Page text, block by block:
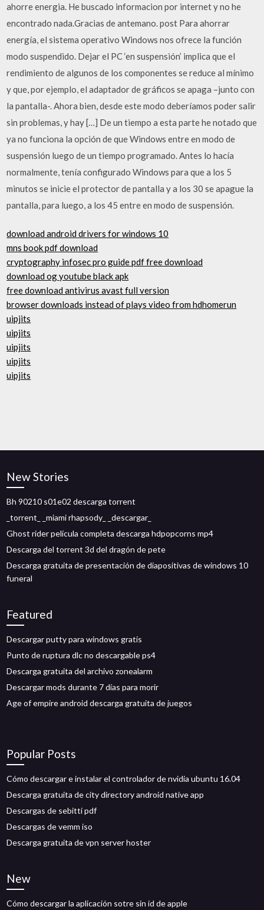
ahorre energia. He buscado informacion por internet y no he
encontrado nada.Gracias de antemano. post Para ahorrar
energía, el sistema operativo Windows nos ofrece la función
modo suspendido. Dejar el PC ‘en suspensión’ implica que el
rendimiento de algunos de los componentes se reduce al mínimo
y que, por ejemplo, el adaptador de gráficos se apaga –junto con
la pantalla-. Ahora bien, desde este modo deberíamos poder salir
sin problemas, y hay […] De un tiempo a esta parte he notado que
ya no funciona la opción de que Windows entre en modo de
suspensión luego de un tiempo programado. Antes lo hacía
normalmente, tenía configurado Windows para que a los 5
minutos se inicie el protector de pantalla y a los 30 se apague la
pantalla, para luego, a los 45 entre en modo de suspensión.
download android drivers for windows 10
mns book pdf download
cryptography infosec pro guide pdf free download
download og youtube black apk
free download antivirus avast full version
browser downloads instead of plays video from hdhomerun
uipjits
uipjits
uipjits
uipjits
uipjits
New Stories
Bh 90210 s01e02 descarga torrent
_torrent_ _miami rhapsody_ _descargar_
Ghost rider película completa descarga hdpopcorns mp4
Descarga del torrent 3d del dragón de pete
Descarga gratuita de presentación de diapositivas de windows 10
funeral
Featured
Descargar putty para windows gratis
Punto de ruptura dlc no descargable ps4
Descarga gratuita del archivo zonealarm
Descargar mods durante 7 días para morir
Age of empire android descarga gratuita de juegos
Popular Posts
Cómo descargar e instalar el controlador de nvidia ubuntu 16.04
Descarga gratuita de city directory android native app
Descargas de sebitti pdf
Descargas de vemm iso
Descarga gratuita de vpn server hoster
New
Cómo descargar la aplicación sotre sin id de apple